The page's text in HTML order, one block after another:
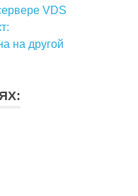
VDS
на другой